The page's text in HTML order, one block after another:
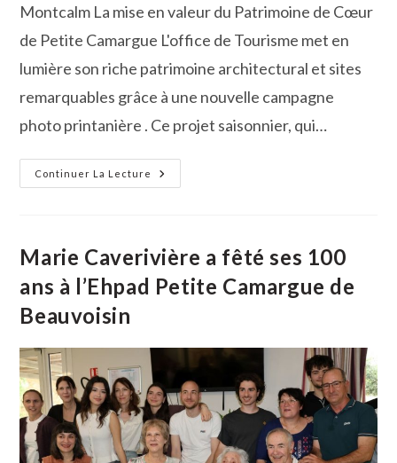
Montcalm La mise en valeur du Patrimoine de Cœur
de Petite Camargue L'office de Tourisme met en
lumière son riche patrimoine architectural et sites
remarquables grâce à une nouvelle campagne
photo printanière . Ce projet saisonnier, qui…
Continuer La Lecture
Shooting
Photo
L’Office
De
Cœur
De
Marie Caverivière a fêté ses 100
ans à l’Ehpad Petite Camargue de
Beauvoisin